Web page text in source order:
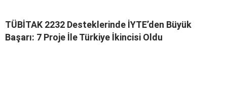
TÜBİTAK 2232 Desteklerinde İYTE’den Büyük
Başarı: 7 Proje İle Türkiye İkincisi Oldu